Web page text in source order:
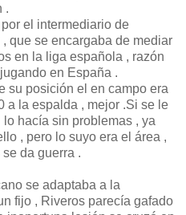
.
el intermediario de
que se encargaba de mediar
en la liga española , razón
en España .
su posición el en campo era
a la espalda , mejor .Si se le
hacía sin problemas , ya
, pero lo suyo era el área ,
da guerra .
se adaptaba a la
fijo , Riveros parecía gafado